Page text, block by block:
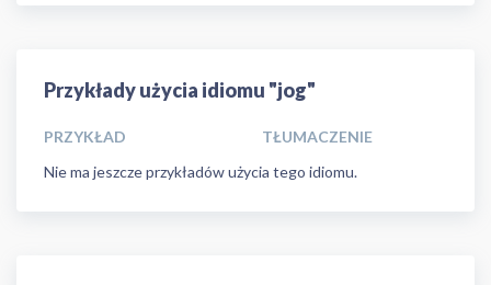
Przykłady użycia idiomu "jog"
PRZYKŁAD
TŁUMACZENIE
Nie ma jeszcze przykładów użycia tego idiomu.